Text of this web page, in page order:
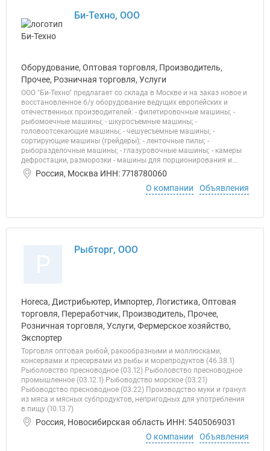
Би-Техно, ООО
Оборудование, Оптовая торговля, Производитель,
Прочее, Розничная торговля, Услуги
ООО "Би-Техно" предлагает со склада в Москве и на заказ новое и
восстановленное б/у оборудование ведущих европейских и
отечественных производителей: - филетировочные машины; -
рыбомоечные машины; - шкуросъемные машины; -
головоотсекающие машины; - чешуесъемные машины; -
сортирующие машины (грейдеры); - ленточные пилы; -
рыборазделочные машины; - глазуровочные машины; - камеры
дефростации, разморозки - машины для порционирования и...
Россия, Москва ИНН: 7718780060
О компании
Объявления
Рыбторг, ООО
Horeca, Дистрибьютер, Импортер, Логистика, Оптовая
торговля, Переработчик, Производитель, Прочее,
Розничная торговля, Услуги, Фермерское хозяйство,
Экспортер
Торговля оптовая рыбой, ракообразными и моллюсками,
консервами и пресервами из рыбы и морепродуктов (46.38.1)
Рыболовство пресноводное (03.12) Рыболовство пресноводное
промышленное (03.12.1) Рыбоводство морское (03.21)
Рыбоводство пресноводное (03.22) Производство муки и гранул
из мяса и мясных субпродуктов, непригодных для употребления
в пищу (10.13.7)
Россия, Новосибирская область ИНН: 5405069031
О компании
Объявления